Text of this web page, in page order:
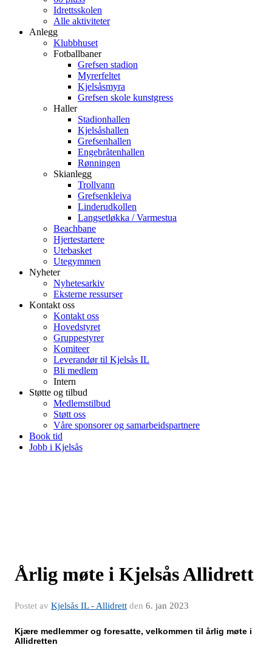
Idrettsskolen
Alle aktiviteter
Anlegg
Klubbhuset
Fotballbaner
Grefsen stadion
Myrerfeltet
Kjelsåsmyra
Grefsen skole kunstgress
Haller
Stadionhallen
Kjelsåshallen
Grefsenhallen
Engebråtenhallen
Rønningen
Skianlegg
Trollvann
Grefsenkleiva
Linderudkollen
Langsetløkka / Varmestua
Beachbane
Hjertestartere
Utebasket
Utegymmen
Nyheter
Nyhetesarkiv
Eksterne ressurser
Kontakt oss
Kontakt oss
Hovedstyret
Gruppestyrer
Komiteer
Leverandør til Kjelsås IL
Bli medlem
Intern
Støtte og tilbud
Medlemstilbud
Støtt oss
Våre sponsorer og samarbeidspartnere
Book tid
Jobb i Kjelsås
Årlig møte i Kjelsås Allidrett
Postet av Kjelsås IL - Allidrett den 6. jan 2023
Kjære medlemmer og foresatte, velkommen til årlig møte i
Allidretten